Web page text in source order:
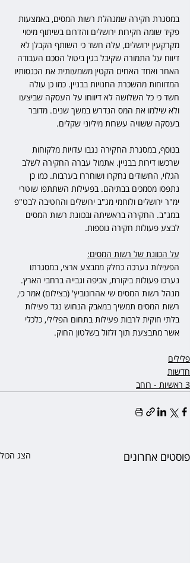
במסגרת חקירה שמנהלת רשות המסים, באמצעות
פקיד שומה חקירות ירושלים והדרום בשיתוף מיסוי
מקרקעין ירושלים, עלה חשד כי השותף הקבלן לא
דיווח על התמורה שקיבל בגין ביטול הסכם העבודה
האחר ואחד האחים הקטין משמעותית את הכנסותיו
המדווחות מהשכרת החנויות בבניין. כמו כן עולה
חשד כי כל השלושה לא דיווחו על העסקה שביצעו
ולא שילמו את המס הנדרש במשך שנים. מדובר
בעסקה ששוויה עשרות מיליוני שקלים.
בנוסף, במסגרת החקירה נגבו עדויות מלקוחות
שרכשו דירות בבניין. אתמול עברה החקירה לשלב
הגלוי, החשודים נחקרו ושוחררו בערבות. כמו כן
נתפסו מסמכים בבתיהם. בפעילות השתתפו שוטרי
ימ"ר ירושלים ולוחמי מג"ב ירושלים והחטיבה לבט"פ
במג"ב. החקירה בראשיתה ובכוונת רשות המסים
לבצע פעולות חקירה נוספות.
על הכוונת של רשות המסים:
הפעילות נערכה כחלק ממבצע ארצי, במסגרתו
נערכו פעולות ביקורת, אכיפה וגבייה ברחבי הארץ.
מנהל רשות המסים שי אהרונוביץ' (בצילום) אמר כי,
רשות המסים תמשיך במאבק הנחוש נגד פעילות
בלתי חוקית לרבות פעילות בתחום הפלילי, כלכלי
אשר מתבצעת תוך זלזול בשלטון החוק.
פלילים
חדשות
3 ראשיות - רוחב
פוסטים אחרונים הצג הכול